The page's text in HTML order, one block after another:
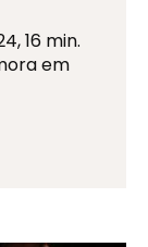
16 min.
em